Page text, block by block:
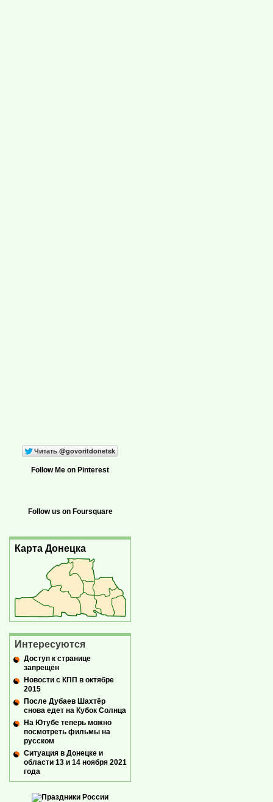
Follow Me on Pinterest
Follow us on Foursquare
Карта Донецка
Интересуются
Доступ к странице
запрещён
Новости с КПП в октябре
2015
После Дубаев Шахтёр
снова едет на Кубок Солнца
На Ютубе теперь можно
посмотреть фильмы на
русском
Ситуация в Донецке и
области 13 и 14 ноября 2021
года